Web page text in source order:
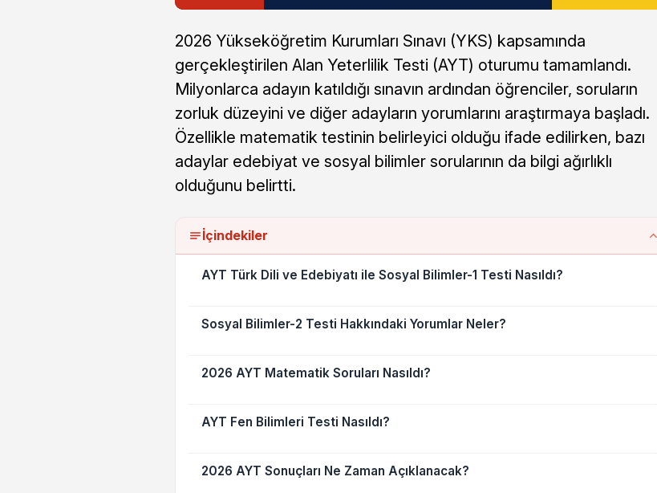
2026 Yükseköğretim Kurumları Sınavı (YKS) kapsamında
gerçekleştirilen Alan Yeterlilik Testi (AYT) oturumu tamamlandı.
Milyonlarca adayın katıldığı sınavın ardından öğrenciler, soruların
zorluk düzeyini ve diğer adayların yorumlarını araştırmaya başladı.
Özellikle matematik testinin belirleyici olduğu ifade edilirken, bazı
adaylar edebiyat ve sosyal bilimler sorularının da bilgi ağırlıklı
olduğunu belirtti.
İçindekiler
AYT Türk Dili ve Edebiyatı ile Sosyal Bilimler-1 Testi Nasıldı?
Sosyal Bilimler-2 Testi Hakkındaki Yorumlar Neler?
2026 AYT Matematik Soruları Nasıldı?
AYT Fen Bilimleri Testi Nasıldı?
2026 AYT Sonuçları Ne Zaman Açıklanacak?